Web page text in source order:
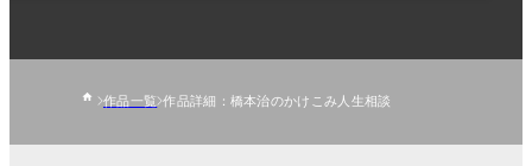
作品一覧 作品詳細：橋本治のかけこみ人生相談